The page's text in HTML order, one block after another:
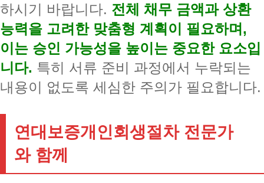
하시기 바랍니다. 전체 채무 금액과 상환
능력을 고려한 맞춤형 계획이 필요하며,
이는 승인 가능성을 높이는 중요한 요소입
니다. 특히 서류 준비 과정에서 누락되는
내용이 없도록 세심한 주의가 필요합니다.
연대보증개인회생절차 전문가
와 함께